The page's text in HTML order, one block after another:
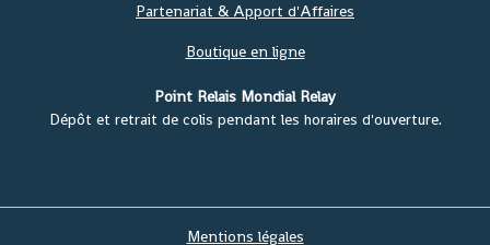
Partenariat & Apport d'Affaires
Boutique en ligne
Point Relais Mondial Relay
Dépôt et retrait de colis pendant les horaires d'ouverture.
Mentions légales